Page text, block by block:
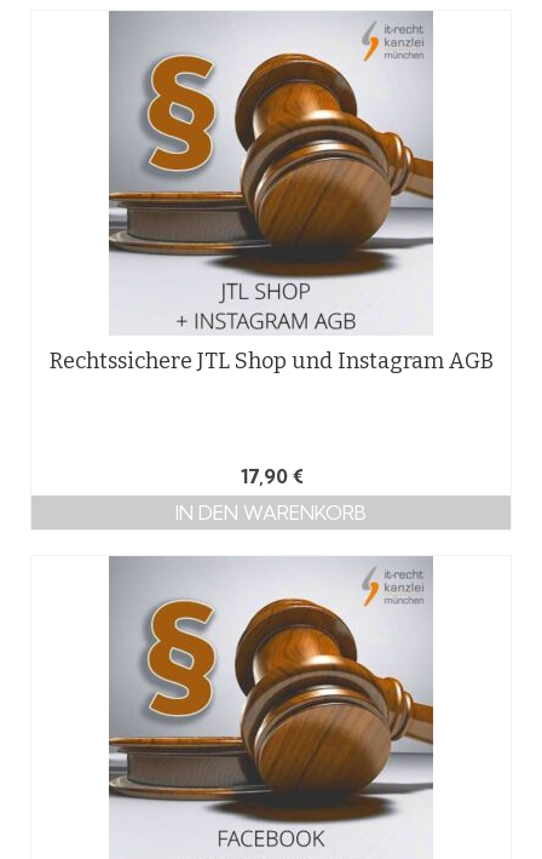
Rechtssichere JTL Shop und Instagram AGB
17,90 €
IN DEN WARENKORB